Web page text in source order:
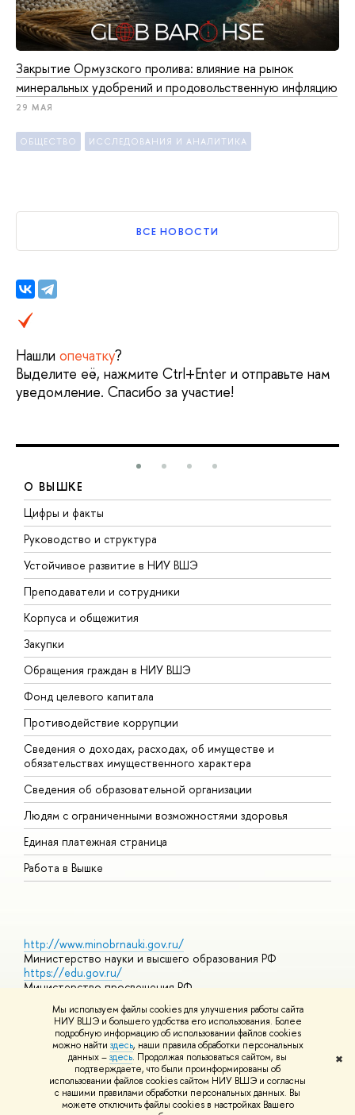
Мы используем файлы cookies для улучшения работы сайта
НИУ ВШЭ и большего удобства его использования. Более
подробную информацию об использовании файлов cookies
можно найти здесь, наши правила обработки персональных
данных –здесь. Продолжая пользоваться сайтом, вы
подтверждаете, что были проинформированы об
использовании файлов cookies сайтом НИУ ВШЭ и согласны
с нашими правилами обработки персональных данных. Вы
можете отключить файлы cookies в настройках Вашего
✖
Закрытие Ормузского пролива: влияние на рынок
минеральных удобрений и продовольственную инфляцию
29 МАЯ
ОБЩЕСТВО ИССЛЕДОВАНИЯ И АНАЛИТИКА
ВСЕ НОВОСТИ
Нашли опечатку?
Выделите её, нажмите Ctrl+Enter и отправьте нам
уведомление. Спасибо за участие!
О ВЫШКЕ
Цифры и факты
Руководство и структура
Устойчивое развитие в НИУ ВШЭ
Преподаватели и сотрудники
Корпуса и общежития
Закупки
Обращения граждан в НИУ ВШЭ
Фонд целевого капитала
Противодействие коррупции
Сведения о доходах, расходах, об имуществе и
обязательствах имущественного характера
Сведения об образовательной организации
Людям с ограниченными возможностями здоровья
Единая платежная страница
Работа в Вышке
http://www.minobrnauki.gov.ru/
Министерство науки и высшего образования РФ
https://edu.gov.ru/
Министерство просвещения РФ
https://elearning.hse.ru/mooc
Массовые открытые онлайн-курсы
© НИУ ВШЭ 1993–2026 Адреса и контактыУсловия
использования материалов Политика конфиденциальности
Шрифты HSE Sans и HSE Slab разработаны вШколе дизайна НИУ